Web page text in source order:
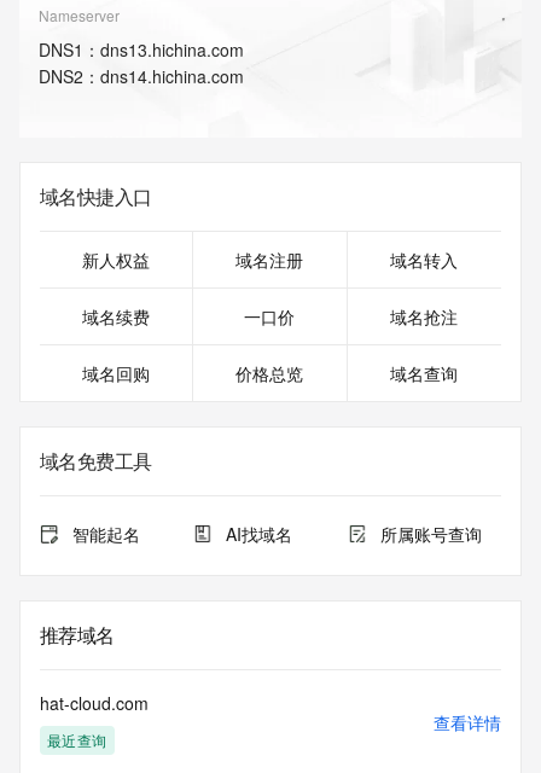
Nameserver
DNS1 ： dns13.hichina.com
DNS2 ： dns14.hichina.com
域名快捷入口
新人权益 域名注册 域名转入
域名续费 一口价 域名抢注
域名回购 价格总览 域名查询
域名免费工具
智能起名 AI找域名 所属账号查询
推荐域名
hat-cloud.com
最近查询
查看详情